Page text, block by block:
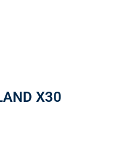
X30